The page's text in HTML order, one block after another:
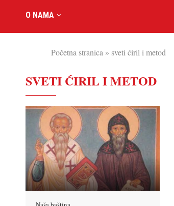
O NAMA
Početna stranica » sveti ćiril i metod
SVETI ĆIRIL I METOD